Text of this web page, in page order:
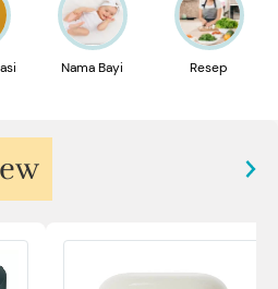
Nama Bayi Resep